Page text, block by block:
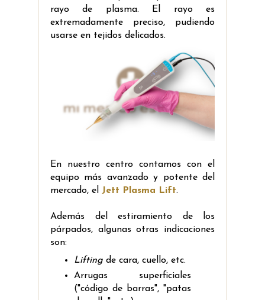
rayo de plasma. El rayo es
extremadamente preciso, pudiendo
usarse en tejidos delicados.
En nuestro centro contamos con el
equipo más avanzado y potente del
mercado, el Jett Plasma Lift.
Además del estiramiento de los
párpados, algunas otras indicaciones
son:
Lifting de cara, cuello, etc.
Arrugas superficiales
("código de barras", "patas